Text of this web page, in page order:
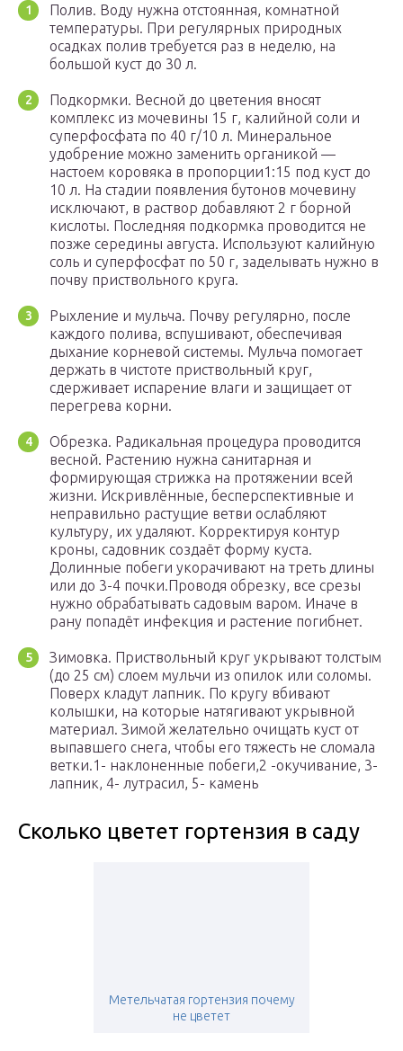
Полив. Воду нужна отстоянная, комнатной
температуры. При регулярных природных
осадках полив требуется раз в неделю, на
большой куст до 30 л.
Подкормки. Весной до цветения вносят
комплекс из мочевины 15 г, калийной соли и
суперфосфата по 40 г/10 л. Минеральное
удобрение можно заменить органикой —
настоем коровяка в пропорции1:15 под куст до
10 л. На стадии появления бутонов мочевину
исключают, в раствор добавляют 2 г борной
кислоты. Последняя подкормка проводится не
позже середины августа. Используют калийную
соль и суперфосфат по 50 г, заделывать нужно в
почву приствольного круга.
Рыхление и мульча. Почву регулярно, после
каждого полива, вспушивают, обеспечивая
дыхание корневой системы. Мульча помогает
держать в чистоте приствольный круг,
сдерживает испарение влаги и защищает от
перегрева корни.
Обрезка. Радикальная процедура проводится
весной. Растению нужна санитарная и
формирующая стрижка на протяжении всей
жизни. Искривлённые, бесперспективные и
неправильно растущие ветви ослабляют
культуру, их удаляют. Корректируя контур
кроны, садовник создаёт форму куста.
Долинные побеги укорачивают на треть длины
или до 3-4 почки.Проводя обрезку, все срезы
нужно обрабатывать садовым варом. Иначе в
рану попадёт инфекция и растение погибнет.
Зимовка. Приствольный круг укрывают толстым
(до 25 см) слоем мульчи из опилок или соломы.
Поверх кладут лапник. По кругу вбивают
колышки, на которые натягивают укрывной
материал. Зимой желательно очищать куст от
выпавшего снега, чтобы его тяжесть не сломала
ветки.1- наклоненные побеги,2 -окучивание, 3-
лапник, 4- лутрасил, 5- камень
Сколько цветет гортензия в саду
Метельчатая гортензия почему
не цветет